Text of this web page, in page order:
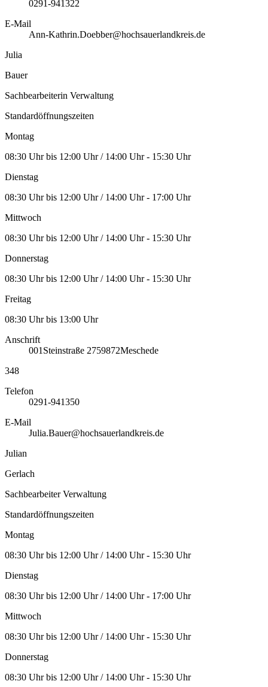
0291-941322
E-Mail
Ann-Kathrin.Doebber@hochsauerlandkreis.de
Julia
Bauer
Sachbearbeiterin Verwaltung
Standardöffnungszeiten
Montag
08:30 Uhr bis 12:00 Uhr / 14:00 Uhr - 15:30 Uhr
Dienstag
08:30 Uhr bis 12:00 Uhr / 14:00 Uhr - 17:00 Uhr
Mittwoch
08:30 Uhr bis 12:00 Uhr / 14:00 Uhr - 15:30 Uhr
Donnerstag
08:30 Uhr bis 12:00 Uhr / 14:00 Uhr - 15:30 Uhr
Freitag
08:30 Uhr bis 13:00 Uhr
Anschrift
001 Steinstraße 2759872Meschede
348
Telefon
0291-941350
E-Mail
Julia.Bauer@hochsauerlandkreis.de
Julian
Gerlach
Sachbearbeiter Verwaltung
Standardöffnungszeiten
Montag
08:30 Uhr bis 12:00 Uhr / 14:00 Uhr - 15:30 Uhr
Dienstag
08:30 Uhr bis 12:00 Uhr / 14:00 Uhr - 17:00 Uhr
Mittwoch
08:30 Uhr bis 12:00 Uhr / 14:00 Uhr - 15:30 Uhr
Donnerstag
08:30 Uhr bis 12:00 Uhr / 14:00 Uhr - 15:30 Uhr